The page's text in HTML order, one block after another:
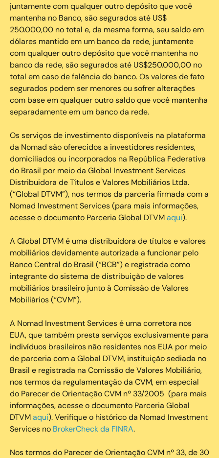
juntamente com qualquer outro depósito que você
mantenha no Banco, são segurados até US$
250.000,00 no total e, da mesma forma, seu saldo em
dólares mantido em um banco da rede, juntamente
com qualquer outro depósito que você mantenha no
banco da rede, são segurados até US$250.000,00 no
total em caso de falência do banco. Os valores de fato
segurados podem ser menores ou sofrer alterações
com base em qualquer outro saldo que você mantenha
separadamente em um banco da rede.
Os serviços de investimento disponíveis na plataforma
da Nomad são oferecidos a investidores residentes,
domiciliados ou incorporados na República Federativa
do Brasil por meio da Global Investment Services
Distribuidora de Títulos e Valores Mobiliários Ltda.
(“Global DTVM”), nos termos da parceria firmada com a
Nomad Investment Services (para mais informações,
acesse o documento Parceria Global DTVMaqui).
A Global DTVM é uma distribuidora de títulos e valores
mobiliários devidamente autorizada a funcionar pelo
Banco Central do Brasil (“BCB”) e registrada como
integrante do sistema de distribuição de valores
mobiliários brasileiro junto à Comissão de Valores
Mobiliários (“CVM”).
‍A Nomad Investment Services é uma corretora nos
EUA, que também presta serviços exclusivamente para
indivíduos brasileiros não residentes nos EUA por meio
de parceria com a Global DTVM, instituição sediada no
Brasil e registrada na Comissão de Valores Mobiliário,
nos termos da regulamentação da CVM, em especial
do Parecer de Orientação CVM nº 33/2005 (para mais
informações, acesse o documento Parceria Global
DTVMaqui). Verifique o histórico da Nomad Investment
Services no BrokerCheck da FINRA.
Nos termos do Parecer de Orientação CVM nº 33, de 30